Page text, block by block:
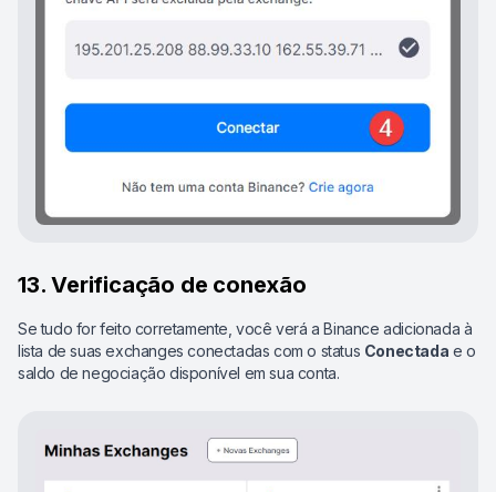
13. Verificação de conexão
Se tudo for feito corretamente, você verá a Binance adicionada à
lista de suas exchanges conectadas com o status Conectada e o
saldo de negociação disponível em sua conta.